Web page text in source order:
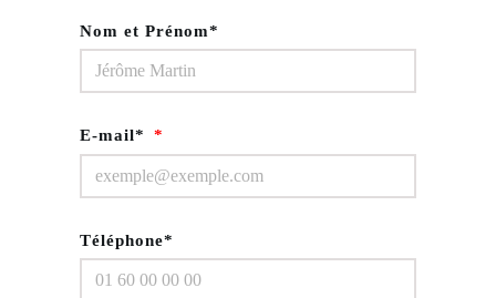
Nom et Prénom*
E-mail*
Téléphone*